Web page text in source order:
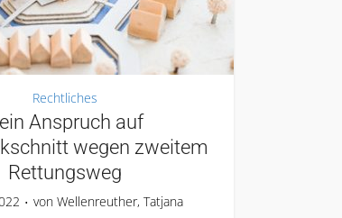
Rechtliches
Anspruch auf
wegen zweitem
Rettungsweg
von Wellenreuther, Tatjana